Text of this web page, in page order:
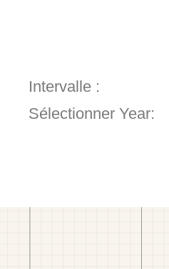
Intervalle :
Sélectionner Year: